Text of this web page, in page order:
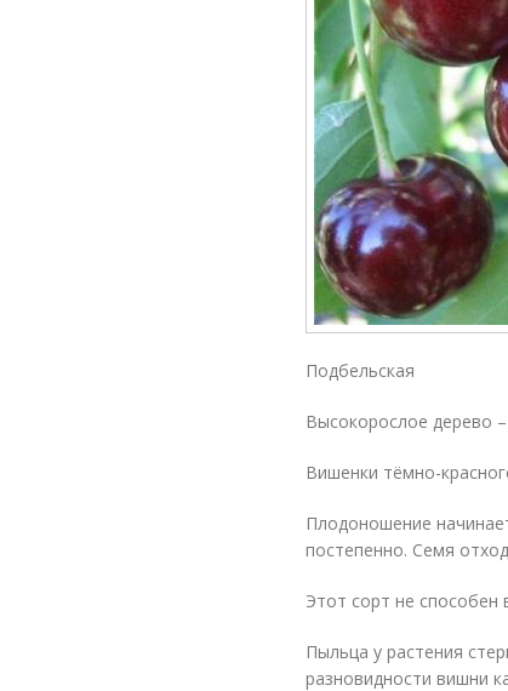
Подбельская
Высокорослое дерево
Вишенки тёмно-
Плодоношение
постепенно. Семя
Этот сорт не способен
Пыльца у растения
разновидности вишни